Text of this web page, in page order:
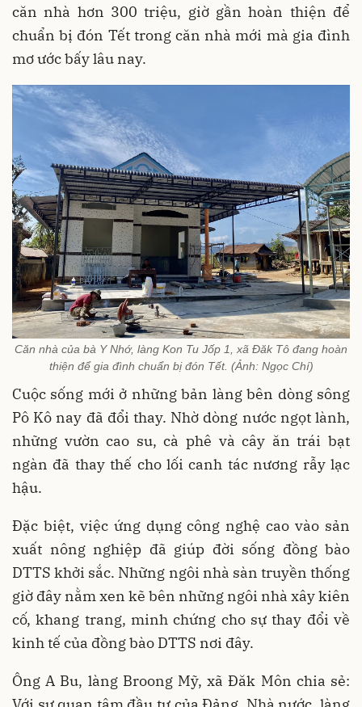
căn nhà hơn 300 triệu, giờ gần hoàn thiện để
chuẩn bị đón Tết trong căn nhà mới mà gia đình
mơ ước bấy lâu nay.
Căn nhà của bà Y Nhớ, làng Kon Tu Jốp 1, xã Đăk Tô đang hoàn
thiện để gia đình chuẩn bị đón Tết. (Ảnh: Ngọc Chí)
Cuộc sống mới ở những bản làng bên dòng sông
Pô Kô nay đã đổi thay. Nhờ dòng nước ngọt lành,
những vườn cao su, cà phê và cây ăn trái bạt
ngàn đã thay thế cho lối canh tác nương rẫy lạc
hậu.
Đặc biệt, việc ứng dụng công nghệ cao vào sản
xuất nông nghiệp đã giúp đời sống đồng bào
DTTS khởi sắc. Những ngôi nhà sàn truyền thống
giờ đây nằm xen kẽ bên những ngôi nhà xây kiên
cố, khang trang, minh chứng cho sự thay đổi về
kinh tế của đồng bào DTTS nơi đây.
Ông A Bu, làng Broong Mỹ, xã Đăk Môn chia sẻ: